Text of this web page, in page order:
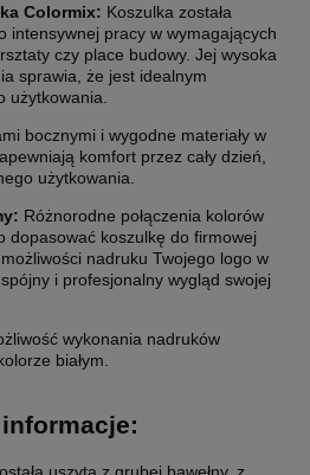
Colormix: Koszulka została
intensywnej pracy w wymagających
czy place budowy. Jej wysoka
sprawia, że jest idealnym
użytkowania.
bocznymi i wygodne materiały w
komfort przez cały dzień,
użytkowania.
Różnorodne połączenia kolorów
dopasować koszulkę do firmowej
nadruku Twojego logo w
i profesjonalny wygląd swojej
wykonania nadruków
białym.
uszyta z grubej bawełny, z